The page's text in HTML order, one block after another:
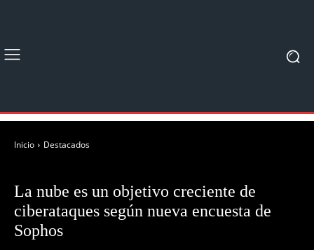
Inicio Destacados
La nube es un objetivo creciente de
ciberataques según nueva encuesta de
Sophos